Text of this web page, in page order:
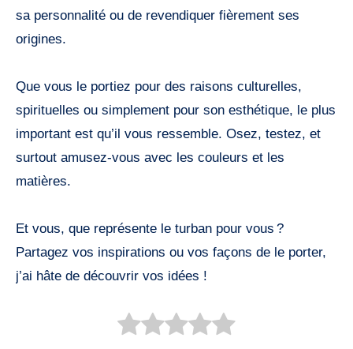
sa personnalité ou de revendiquer fièrement ses
origines.
Que vous le portiez pour des raisons culturelles,
spirituelles ou simplement pour son esthétique, le plus
important est qu’il vous ressemble. Osez, testez, et
surtout amusez-vous avec les couleurs et les
matières.
Et vous, que représente le turban pour vous ?
Partagez vos inspirations ou vos façons de le porter,
j’ai hâte de découvrir vos idées !